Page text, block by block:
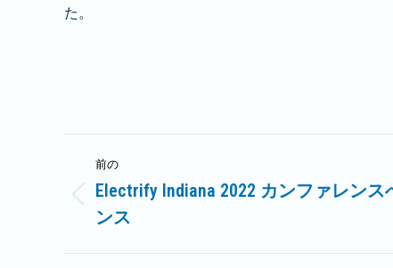
た。
稿
前の
の
Electrify Indiana 2022 カンファレン
ンス